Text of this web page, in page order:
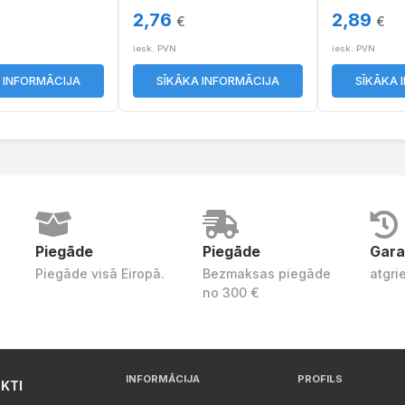
2,76 €
iesk. PVN
SĪKĀKA INFORMĀCIJA
2,89 €
iesk. PVN
SĪKĀKA
Piegāde
Piegāde visā Eiropā.
Piegāde
Bezmaksas piegāde
no 300 €
INFORMĀCIJA PROFILS